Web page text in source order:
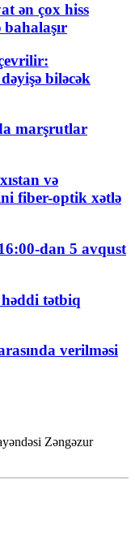
ən çox hiss
biləcək
marşrutlar
və
fiber-optik xətlə
dan 5 avqust
həddi tətbiq
verilməsi
Zəngəzur